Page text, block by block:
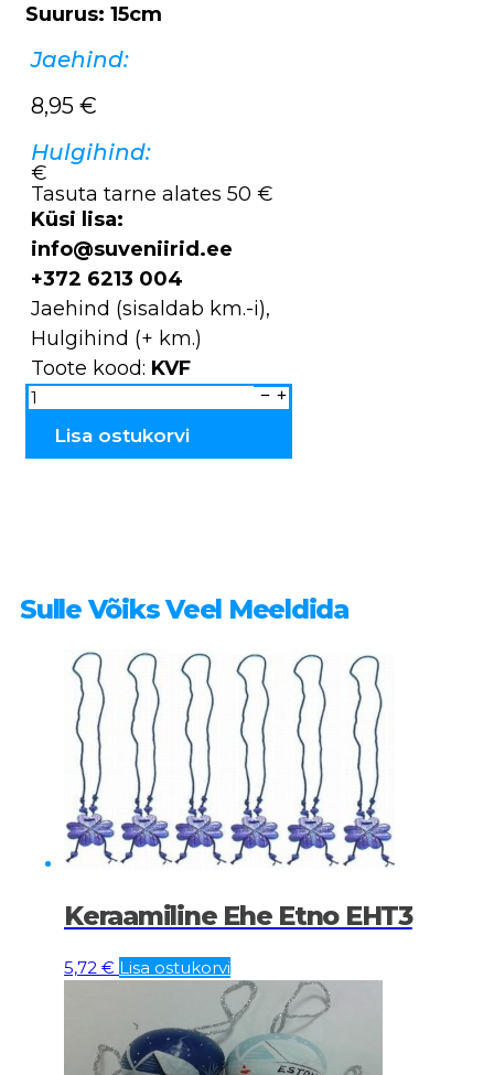
Suurus: 15cm
Jaehind:
8,95 €
Hulgihind:
€
Tasuta tarne alates 50 €
Küsi lisa:
info@suveniirid.ee
+372 6213 004
Jaehind (sisaldab km.-i),
Hulgihind (+ km.)
Toote kood: KVF
Küünlajalg
TROLL
KVF
Lisa ostukorvi
Sulle Võiks Veel Meeldida
Keraamiline Ehe Etno EHT3
5,72 € Lisa ostukorvi